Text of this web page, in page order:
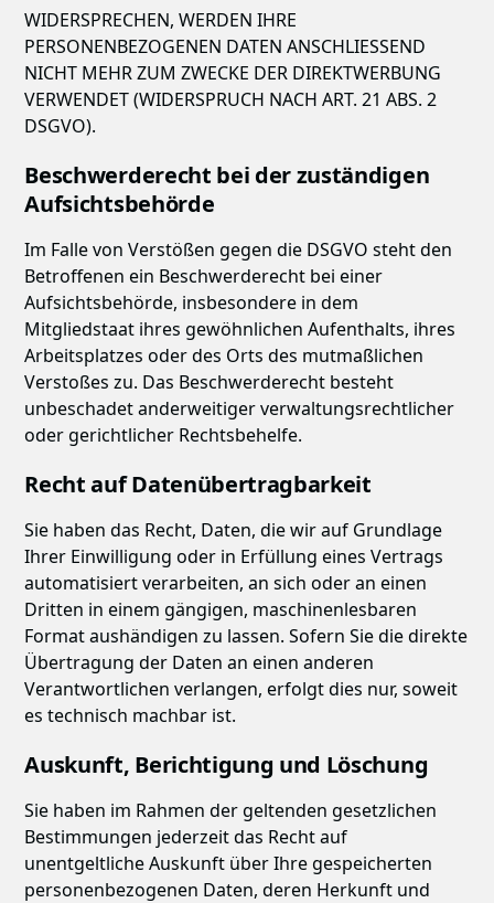
WIDERSPRECHEN, WERDEN IHRE
PERSONENBEZOGENEN DATEN ANSCHLIESSEND
NICHT MEHR ZUM ZWECKE DER DIREKTWERBUNG
VERWENDET (WIDERSPRUCH NACH ART. 21 ABS. 2
DSGVO).
Beschwerde­recht bei der zuständigen
Aufsichts­behörde
Im Falle von Verstößen gegen die DSGVO steht den
Betroffenen ein Beschwerderecht bei einer
Aufsichtsbehörde, insbesondere in dem
Mitgliedstaat ihres gewöhnlichen Aufenthalts, ihres
Arbeitsplatzes oder des Orts des mutmaßlichen
Verstoßes zu. Das Beschwerderecht besteht
unbeschadet anderweitiger verwaltungsrechtlicher
oder gerichtlicher Rechtsbehelfe.
Recht auf Daten­übertrag­barkeit
Sie haben das Recht, Daten, die wir auf Grundlage
Ihrer Einwilligung oder in Erfüllung eines Vertrags
automatisiert verarbeiten, an sich oder an einen
Dritten in einem gängigen, maschinenlesbaren
Format aushändigen zu lassen. Sofern Sie die direkte
Übertragung der Daten an einen anderen
Verantwortlichen verlangen, erfolgt dies nur, soweit
es technisch machbar ist.
Auskunft, Berichtigung und Löschung
Sie haben im Rahmen der geltenden gesetzlichen
Bestimmungen jederzeit das Recht auf
unentgeltliche Auskunft über Ihre gespeicherten
personenbezogenen Daten, deren Herkunft und